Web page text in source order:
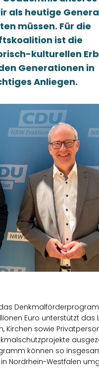
als heutige
müssen. Für die
ist die
kulturellen
Generationen in
Anliegen.
Euro unterstützt das
Kirchen sowie
können so
Nordrhein-Westfalen